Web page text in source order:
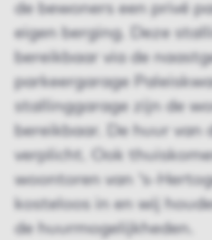
de bewoners een privé
eigen berging. Deze
bereikbaar via de
parkeergarage
stallinggarage zijn de
bereikbaar. De huur van
verplicht. Ook
woontoren van 's-
kosteloos in en wij
de huurmogelijkheden.